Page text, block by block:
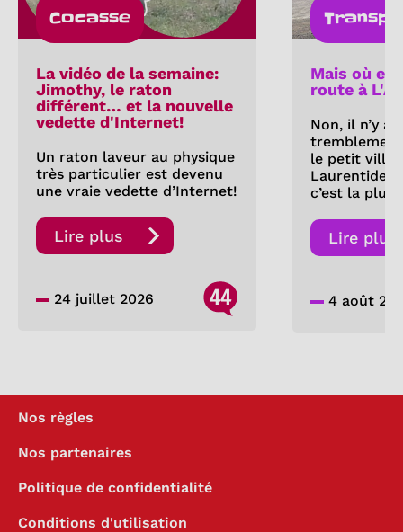
Cocasse
La vidéo de la semaine:
Jimothy, le raton
différent… et la nouvelle
vedette d'Internet!
Un raton laveur au physique
très particulier est devenu
une vraie vedette d’Internet!
Lire plus
24 juillet 2026 44
Mais où
route à
Non, il n’y a
le petit
Laurentides.
c’est la pluie!
Lire plus
4 août
Nos règles
Nos partenaires
Politique de confidentialité
Conditions d'utilisation